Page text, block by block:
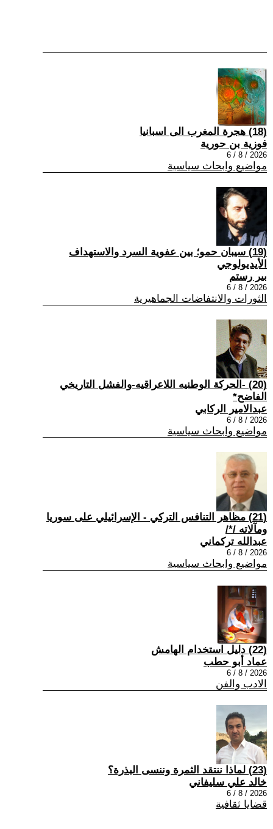
(18) هجرة المغرب الى اسبانيا
فوزية بن حورية
2026 / 8 / 6
مواضيع وابحاث سياسية
(19) سيبان حمو؛ بين عفوية السرد والاستهداف
الأيديولوجي
بير رستم
2026 / 8 / 6
الثورات والانتفاضات الجماهيرية
(20) -الحركة الوطنيه اللاعراقيه-والفشل التاريخي
الفاضح*
عبدالامير الركابي
2026 / 8 / 6
مواضيع وابحاث سياسية
(21) مظاهر التنافس التركي - الإسرائيلي على سوريا
ومآلاته /*/
عبدالله تركماني
2026 / 8 / 6
مواضيع وابحاث سياسية
(22) دليل استخدام الهامش
عماد أبو حطب
2026 / 8 / 6
الادب والفن
(23) لماذا ننتقد الثمرة وننسى البذرة؟
خالد علي سليفاني
2026 / 8 / 6
قضايا ثقافية